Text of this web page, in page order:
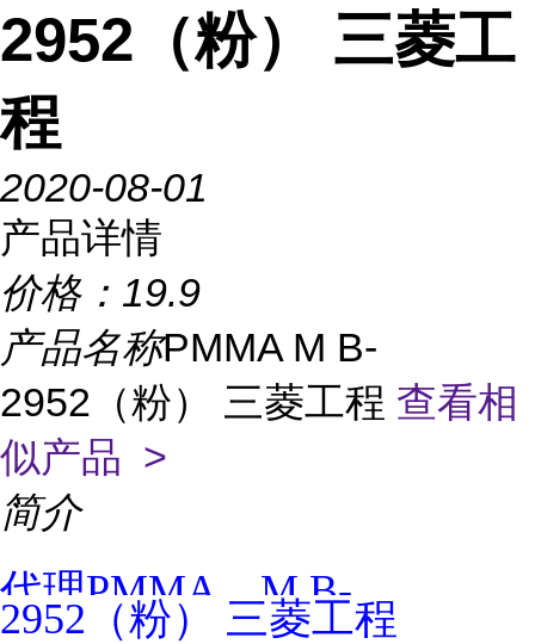
2952（粉） 三菱工
程
2020-08-01
产品详情
价格： 19.9
产品名称PMMA M B-
2952（粉） 三菱工程 查看相
似产品 >
简介
代理PMMA M B-
2952（粉） 三菱工程